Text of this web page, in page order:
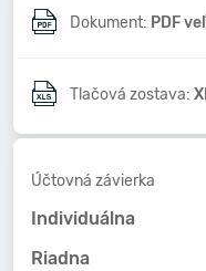
Dokument: PDF
Tlačová zostava:
Účtovná závierka
Individuálna
Riadna